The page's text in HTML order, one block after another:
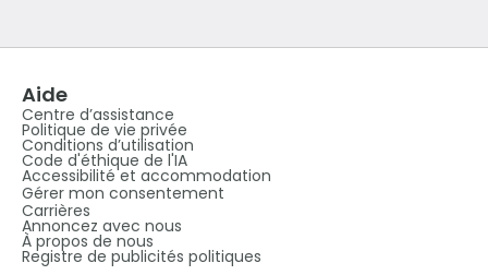
Aide
Centre d’assistance
Politique de vie privée
Conditions d’utilisation
Code d'éthique de l'IA
Accessibilité et accommodation
Gérer mon consentement
Carrières
Annoncez avec nous
À propos de nous
Registre de publicités politiques